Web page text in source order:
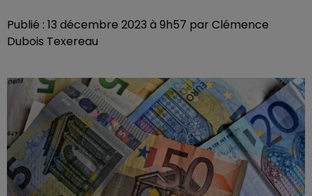
Publié : 13 décembre 2023 à 9h57 par Clémence
Dubois Texereau